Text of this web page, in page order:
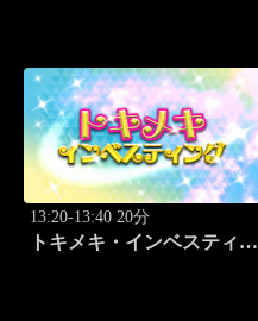
13:20-13:40 20分
トキメキ・インベスティン